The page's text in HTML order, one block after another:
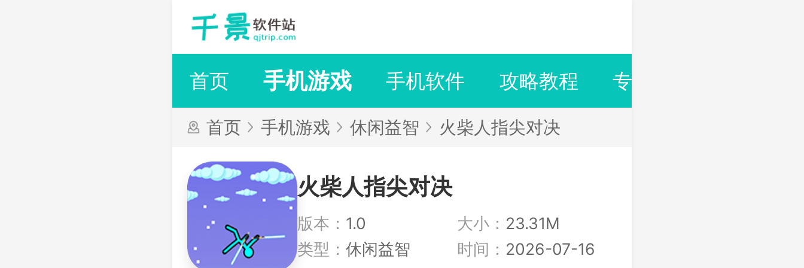
首页 手机游戏 手机软件 攻略教程 专题合集
首页 手机游戏 休闲益智 火柴人指尖对决
火柴人指尖对决
版本： 1.0 大小： 23.31M
类型： 休闲益智 时间： 2026-07-16